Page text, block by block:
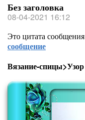
Без заголовка
08-04-2021 16:12
Это цитата сообщения
сообщение
Вязание-спицы>Узор